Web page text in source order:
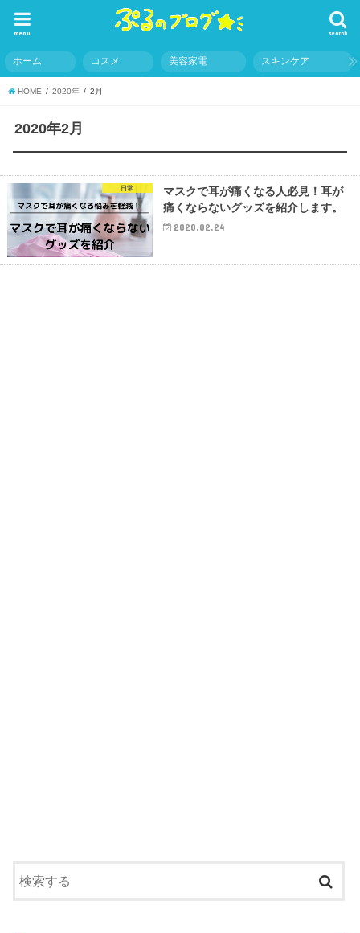
search
menu
ホーム コスメ 美容家電 スキンケア
HOME 2020年 2月
2020年2月
日常
マスクで耳が痛くなる人必見！耳が
痛くならないグッズを紹介します。
2020.02.24